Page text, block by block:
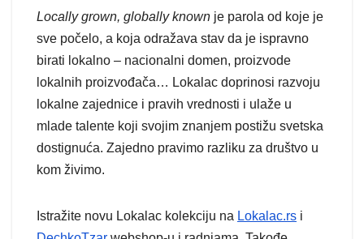
Locally grown, globally known je parola od koje je
sve počelo, a koja odražava stav da je ispravno
birati lokalno – nacionalni domen, proizvode
lokalnih proizvođača… Lokalac doprinosi razvoju
lokalne zajednice i pravih vrednosti i ulaže u
mlade talente koji svojim znanjem postižu svetska
dostignuća. Zajedno pravimo razliku za društvo u
kom živimo.
Istražite novu Lokalac kolekciju na Lokalac.rs i